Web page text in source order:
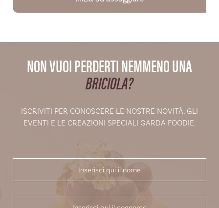
NON VUOI PERDERTI NEMMENO UNA
BRICIOLA?
ISCRIVITI PER CONOSCERE LE NOSTRE NOVITÀ, GLI
EVENTI E LE CREAZIONI SPECIALI GARDA FOODIE.